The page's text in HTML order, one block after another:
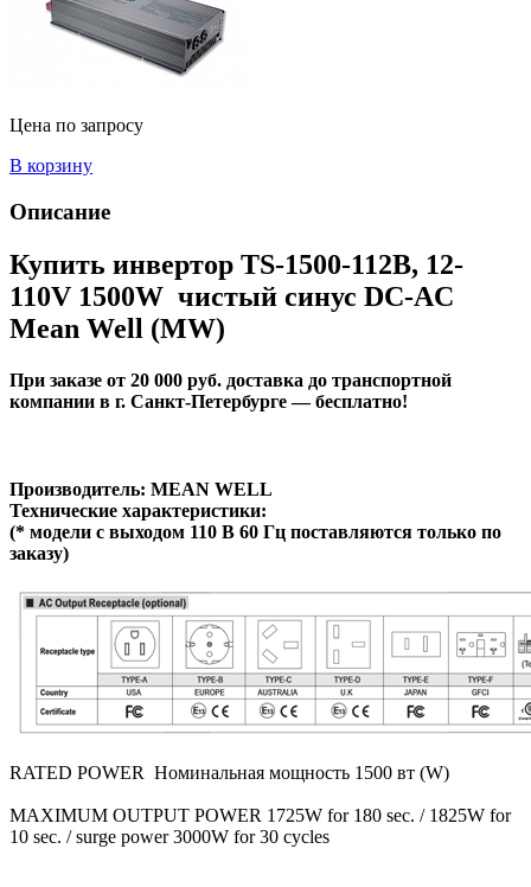
Цена по запросу
В корзину
Описание
Купить инвертор TS-1500-112B, 12-
110V 1500W чистый синус DC-AC
Mean Well (MW)
При заказе от 20 000 руб. доставка до транспортной
компании в г. Санкт-Петербурге — бесплатно!
Производитель: MEAN WELL
Технические характеристики:
(* модели с выходом 110 В 60 Гц поставляются только по
заказу)
RATED POWER Номинальная мощность 1500 вт (W)
MAXIMUM OUTPUT POWER 1725W for 180 sec. / 1825W for
10 sec. / surge power 3000W for 30 cycles